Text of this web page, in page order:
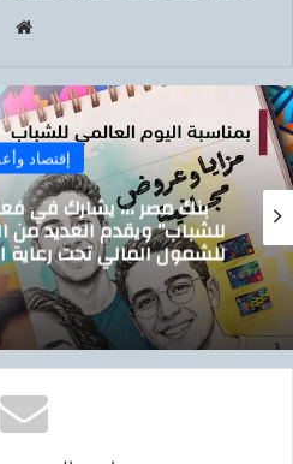
إقتصاد وأعمال
في فعالية “اليوم العالمي
من العروض المجانية دعمًا
رعاية البنك المركزي المصري